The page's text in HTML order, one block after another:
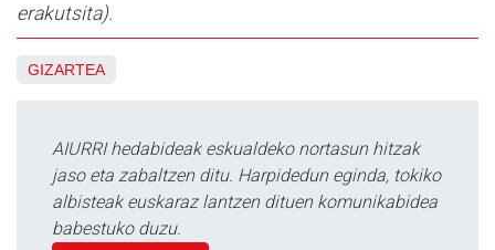
erakutsita).
GIZARTEA
AIURRI hedabideak eskualdeko nortasun hitzak
jaso eta zabaltzen ditu. Harpidedun eginda, tokiko
albisteak euskaraz lantzen dituen komunikabidea
babestuko duzu.